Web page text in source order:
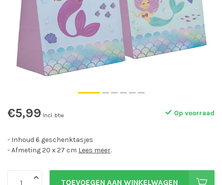
€5,99 Incl. btw Op voorraad
- Inhoud 6 geschenktasjes
- Afmeting 20 x 27 cm Lees meer.
TOEVOEGEN AAN WINKELWAGEN